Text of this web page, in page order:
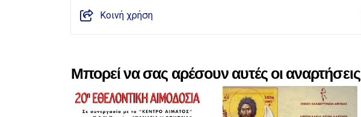
Κοινή χρήση
Μπορεί να σας αρέσουν αυτές οι αναρτήσεις